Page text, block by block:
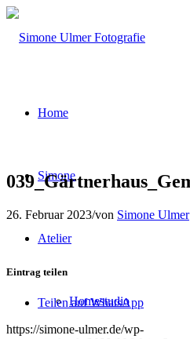
Home
Simone
Atelier
Homestudio
26. Februar 2023/von Simone Ulmer
Eintrag teilen
Teilen auf WhatsApp
https://simone-ulmer.de/wp-